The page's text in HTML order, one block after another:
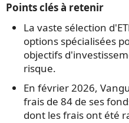
Points clés à retenir
La vaste sélection
options spécialisées
objectifs
risque.
En février 2026,
frais de 84 de ses
dont les frais ont été